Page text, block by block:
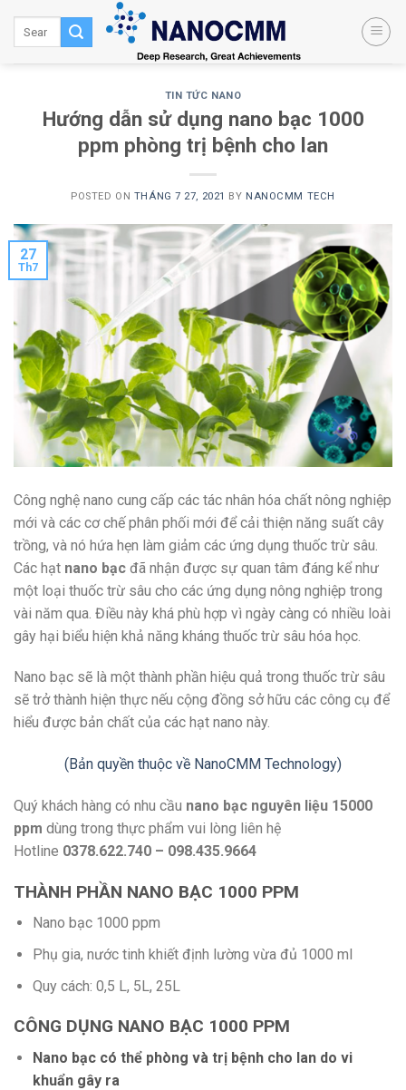
TIN TỨC NANO
Hướng dẫn sử dụng nano bạc 1000
ppm phòng trị bệnh cho lan
POSTED ON THÁNG 7 27, 2021 BY NANOCMM TECH
27
Th7
Công nghệ nano cung cấp các tác nhân hóa chất nông nghiệp
mới và các cơ chế phân phối mới để cải thiện năng suất cây
trồng, và nó hứa hẹn làm giảm các ứng dụng thuốc trừ sâu.
Các hạt nano bạc đã nhận được sự quan tâm đáng kể như
một loại thuốc trừ sâu cho các ứng dụng nông nghiệp trong
vài năm qua. Điều này khá phù hợp vì ngày càng có nhiều loài
gây hại biểu hiện khả năng kháng thuốc trừ sâu hóa học.
Nano bạc sẽ là một thành phần hiệu quả trong thuốc trừ sâu
sẽ trở thành hiện thực nếu cộng đồng sở hữu các công cụ để
hiểu được bản chất của các hạt nano này.
(Bản quyền thuộc về NanoCMM Technology)
Quý khách hàng có nhu cầu nano bạc nguyên liệu 15000
ppm dùng trong thực phẩm vui lòng liên hệ
Hotline 0378.622.740 – 098.435.9664
THÀNH PHẦN NANO BẠC 1000 PPM
Nano bạc 1000 ppm
Phụ gia, nước tinh khiết định lường vừa đủ 1000 ml
Quy cách: 0,5 L, 5L, 25L
CÔNG DỤNG NANO BẠC 1000 PPM
Nano bạc có thể phòng và trị bệnh cho lan do vi
khuẩn gây ra